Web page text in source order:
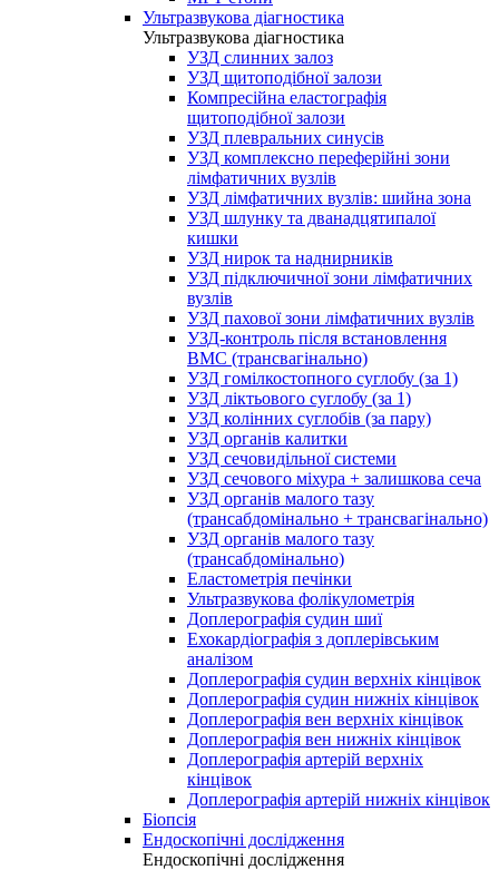
Ультразвукова діагностика
Ультразвукова діагностика
УЗД слинних залоз
УЗД щитоподібної залози
Компресійна еластографія
щитоподібної залози
УЗД плевральних синусів
УЗД комплексно переферійні зони
лімфатичних вузлів
УЗД лімфатичних вузлів: шийна зона
УЗД шлунку та дванадцятипалої
кишки
УЗД нирок та наднирників
УЗД підключичної зони лімфатичних
вузлів
УЗД пахової зони лімфатичних вузлів
УЗД-контроль після встановлення
ВМС (трансвагінально)
УЗД гомілкостопного суглобу (за 1)
УЗД ліктьового суглобу (за 1)
УЗД колінних суглобів (за пару)
УЗД органів калитки
УЗД сечовидільної системи
УЗД сечового міхура + залишкова сеча
УЗД органів малого тазу
(трансабдомінально + трансвагінально)
УЗД органів малого тазу
(трансабдомінально)
Еластометрія печінки
Ультразвукова фолікулометрія
Доплерографія судин шиї
Ехокардіографія з доплерівським
аналізом
Доплерографія судин верхніх кінцівок
Доплерографія судин нижніх кінцівок
Доплерографія вен верхніх кінцівок
Доплерографія вен нижніх кінцівок
Доплерографія артерій верхніх
кінцівок
Доплерографія артерій нижніх кінцівок
Біопсія
Ендоскопічні дослідження
Ендоскопічні дослідження